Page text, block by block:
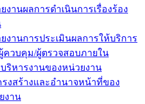
ยงานผลการดำเนินการเรื่องร้อง
ยงานการประเมินผลการให้บริการ
ควบคุม/ผู้ตรวจสอบภายใน
บริหารงานของหน่วยงาน
รงสร้างและอำนาจหน้าที่ของ
งาน